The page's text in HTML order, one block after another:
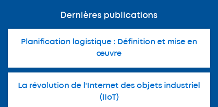
Dernières publications
Planification logistique : Définition et mise en
œuvre
La révolution de l'Internet des objets industriel
(IIoT)